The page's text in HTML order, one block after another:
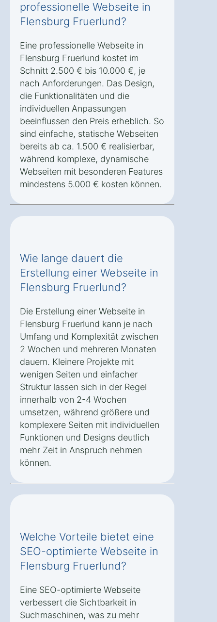
professionelle Webseite in
Flensburg Fruerlund?
Eine professionelle Webseite in
Flensburg Fruerlund kostet im
Schnitt 2.500 € bis 10.000 €, je
nach Anforderungen. Das Design,
die Funktionalitäten und die
individuellen Anpassungen
beeinflussen den Preis erheblich. So
sind einfache, statische Webseiten
bereits ab ca. 1.500 € realisierbar,
während komplexe, dynamische
Webseiten mit besonderen Features
mindestens 5.000 € kosten können.
Wie lange dauert die
Erstellung einer Webseite in
Flensburg Fruerlund?
Die Erstellung einer Webseite in
Flensburg Fruerlund kann je nach
Umfang und Komplexität zwischen
2 Wochen und mehreren Monaten
dauern. Kleinere Projekte mit
wenigen Seiten und einfacher
Struktur lassen sich in der Regel
innerhalb von 2-4 Wochen
umsetzen, während größere und
komplexere Seiten mit individuellen
Funktionen und Designs deutlich
mehr Zeit in Anspruch nehmen
können.
Welche Vorteile bietet eine
SEO-optimierte Webseite in
Flensburg Fruerlund?
Eine SEO-optimierte Webseite
verbessert die Sichtbarkeit in
Suchmaschinen, was zu mehr